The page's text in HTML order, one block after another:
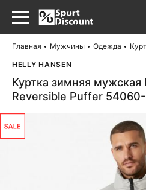
Главная Мужчины Одежда
HELLY HANSEN
Куртка зимняя мужская
Reversible Puffer